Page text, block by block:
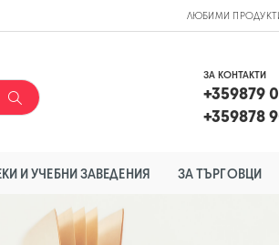
ЛЮБИМИ
ЗА КОНТАКТИ
+359879
+359878
И УЧЕБНИ ЗАВЕДЕНИЯ ЗА ТЪРГОВЦИ